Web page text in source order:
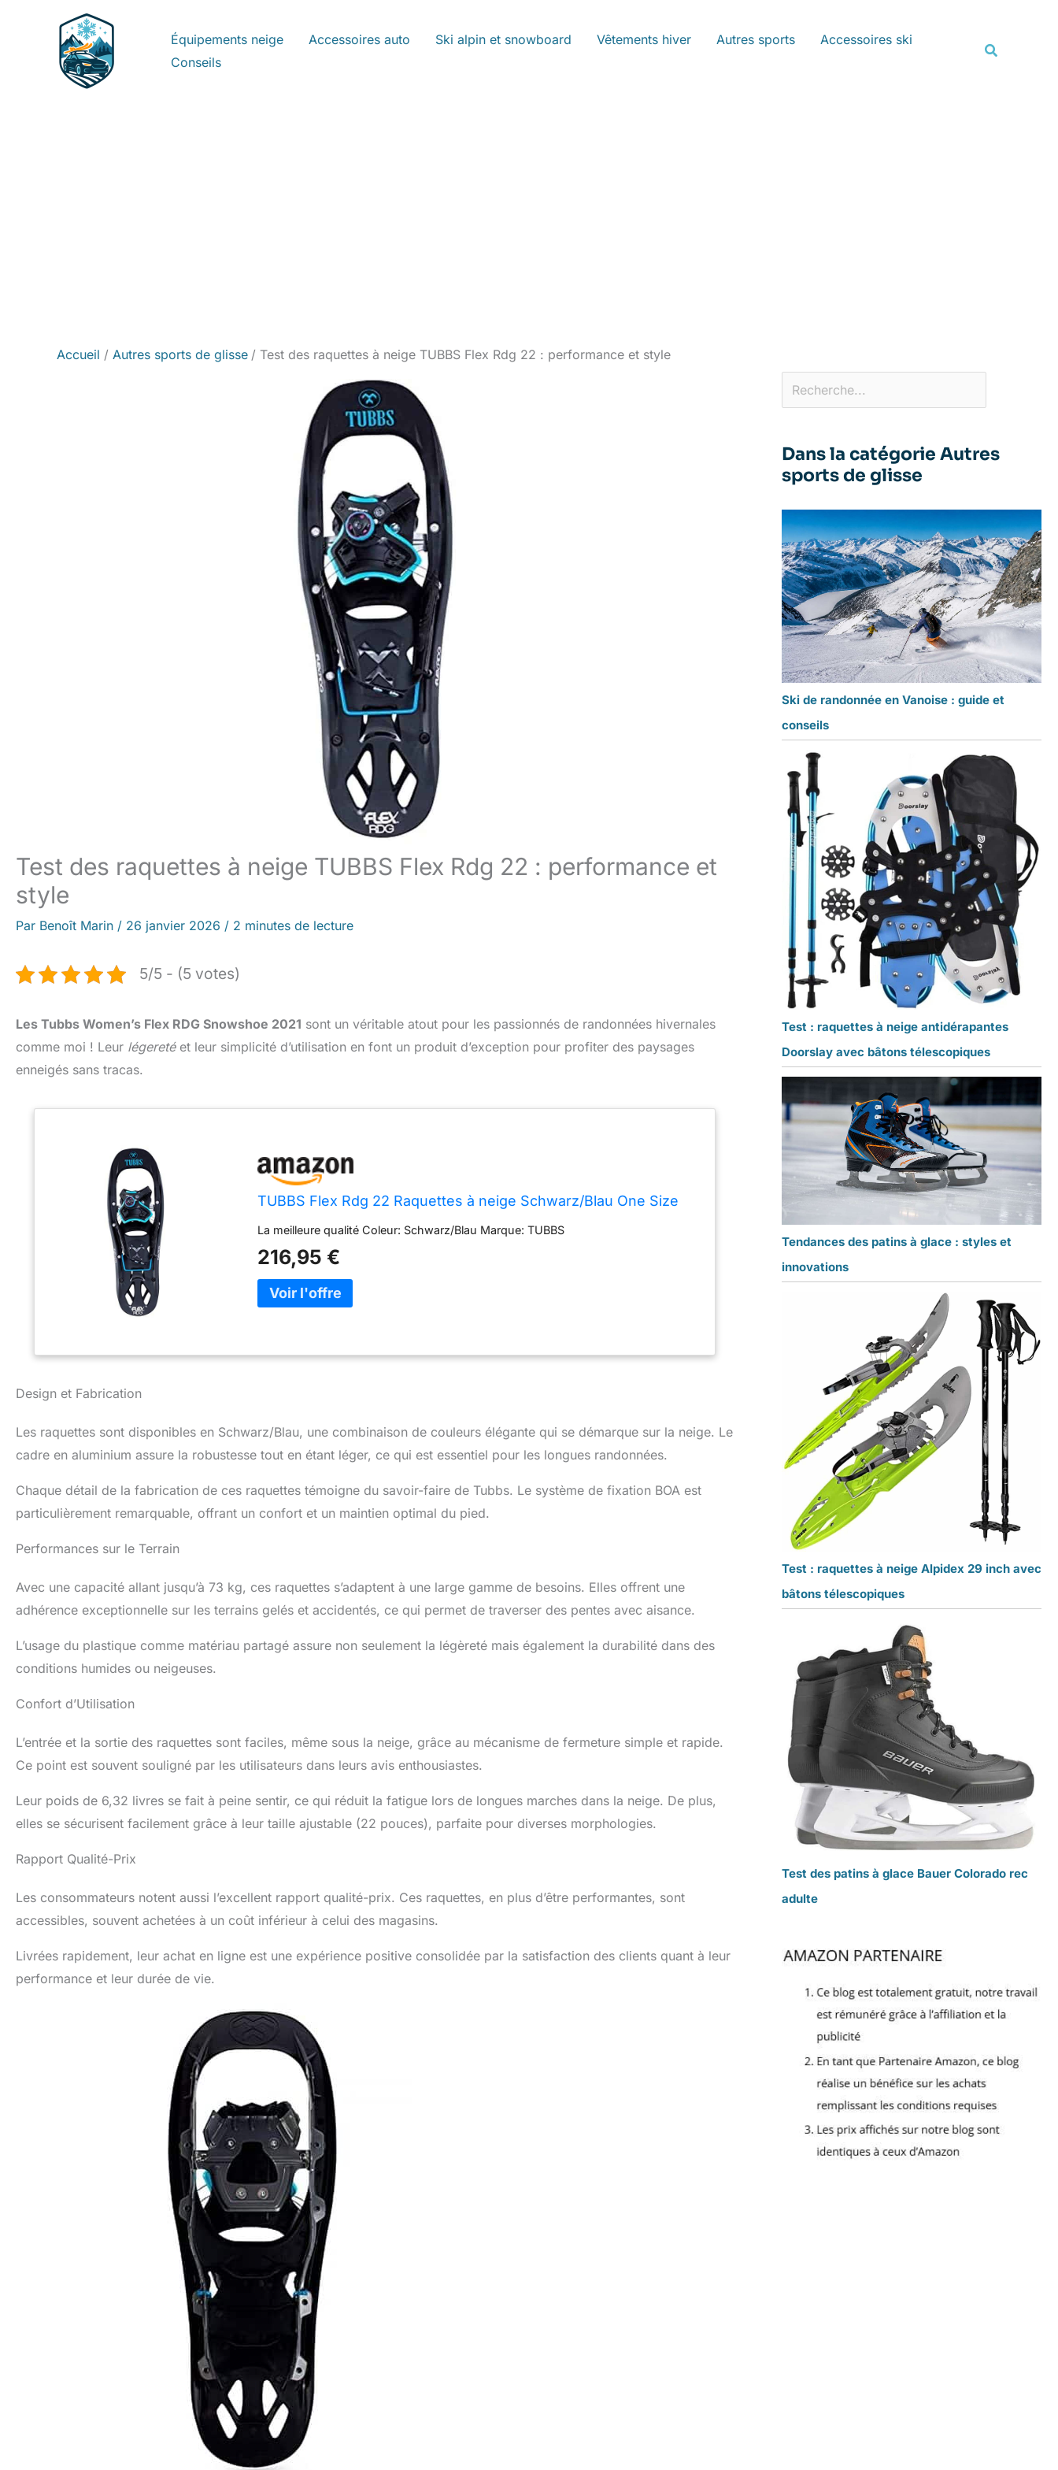
Équipements neige Accessoires auto Ski alpin et snowboard Vêtements hiver Autres sports
Accessoires ski
Conseils
Accueil Autres sports de glisse Test des raquettes à neige TUBBS Flex Rdg 22 : performance et style
Test des raquettes à neige TUBBS Flex Rdg 22 : performance et
style
Par Benoît Marin / 26 janvier 2026 / 2 minutes de lecture
5/5 - (5 votes)
Les Tubbs Women’s Flex RDG Snowshoe 2021 sont un véritable atout pour les passionnés de randonnées hivernales
comme moi ! Leur légeretéet leur simplicité d’utilisation en font un produit d’exception pour profiter des paysages
enneigés sans tracas.
TUBBS Flex Rdg 22 Raquettes à neige Schwarz/Blau One Size
La meilleure qualité Coleur: Schwarz/Blau Marque: TUBBS
216,95 €
Design et Fabrication
Les raquettes sont disponibles en Schwarz/Blau, une combinaison de couleurs élégante qui se démarque sur la neige. Le
cadre en aluminium assure la robustesse tout en étant léger, ce qui est essentiel pour les longues randonnées.
Chaque détail de la fabrication de ces raquettes témoigne du savoir-faire de Tubbs. Le système de fixation BOA est
particulièrement remarquable, offrant un confort et un maintien optimal du pied.
Performances sur le Terrain
Avec une capacité allant jusqu’à 73 kg, ces raquettes s’adaptent à une large gamme de besoins. Elles offrent une
adhérence exceptionnelle sur les terrains gelés et accidentés, ce qui permet de traverser des pentes avec aisance.
L’usage du plastique comme matériau partagé assure non seulement la légèreté mais également la durabilité dans des
conditions humides ou neigeuses.
Confort d’Utilisation
L’entrée et la sortie des raquettes sont faciles, même sous la neige, grâce au mécanisme de fermeture simple et rapide.
Ce point est souvent souligné par les utilisateurs dans leurs avis enthousiastes.
Leur poids de 6,32 livres se fait à peine sentir, ce qui réduit la fatigue lors de longues marches dans la neige. De plus,
elles se sécurisent facilement grâce à leur taille ajustable (22 pouces), parfaite pour diverses morphologies.
Rapport Qualité-Prix
Les consommateurs notent aussi l’excellent rapport qualité-prix. Ces raquettes, en plus d’être performantes, sont
accessibles, souvent achetées à un coût inférieur à celui des magasins.
Livrées rapidement, leur achat en ligne est une expérience positive consolidée par la satisfaction des clients quant à leur
performance et leur durée de vie.
Dans la catégorie Autres
sports de glisse
Ski de randonnée en Vanoise : guide et
conseils
Test : raquettes à neige antidérapantes
Doorslay avec bâtons télescopiques
Tendances des patins à glace : styles et
innovations
Test : raquettes à neige Alpidex 29 inch avec
bâtons télescopiques
Test des patins à glace Bauer Colorado rec
adulte